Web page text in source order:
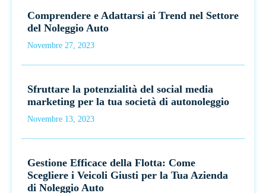
Comprendere e Adattarsi ai Trend nel Settore
del Noleggio Auto
Novembre 27, 2023
Sfruttare la potenzialità del social media
marketing per la tua società di autonoleggio
Novembre 13, 2023
Gestione Efficace della Flotta: Come
Scegliere i Veicoli Giusti per la Tua Azienda
di Noleggio Auto